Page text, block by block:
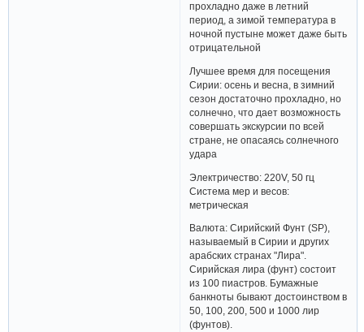
прохладно даже в летний
период, а зимой температура в
ночной пустыне может даже быть
отрицательной
Лучшее время для посещения
Сирии: осень и весна, в зимний
сезон достаточно прохладно, но
солнечно, что дает возможность
совершать экскурсии по всей
стране, не опасаясь солнечного
удара
Электричество: 220V, 50 гц
Система мер и весов:
метрическая
Валюта: Сирийский Фунт (SP),
называемый в Сирии и других
арабских странах "Лира".
Сирийская лира (фунт) состоит
из 100 пиастров. Бумажные
банкноты бывают достоинством в
50, 100, 200, 500 и 1000 лир
(фунтов).